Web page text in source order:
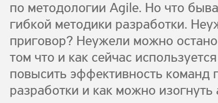
по методологии Agile. Но что
гибкой методики разработки.
приговор? Неужели можно
том что и как сейчас
повысить эффективность команд
разработки и как можно